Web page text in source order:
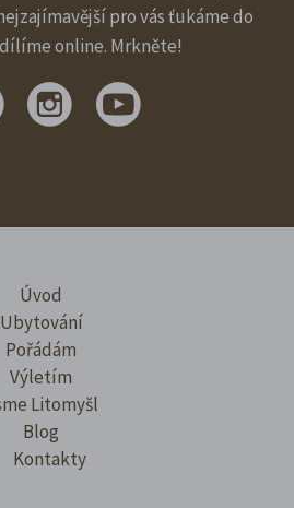
pro vás ťukáme do
online. Mrkněte!
Úvod
Ubytování
Pořádám
Výletím
Litomyšl
Blog
Kontakty